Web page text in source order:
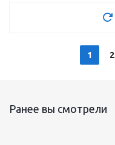
1 2
Ранее вы смотрели